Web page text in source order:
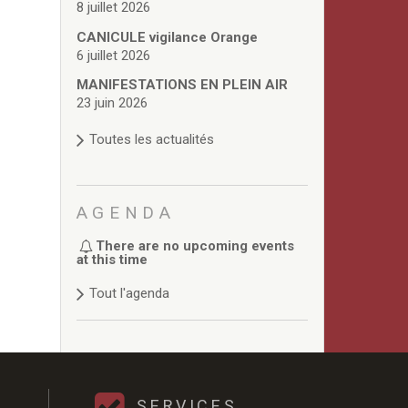
8 juillet 2026
CANICULE vigilance Orange
6 juillet 2026
MANIFESTATIONS EN PLEIN AIR
23 juin 2026
Toutes les actualités
AGENDA
There are no upcoming events
at this time
Tout l'agenda